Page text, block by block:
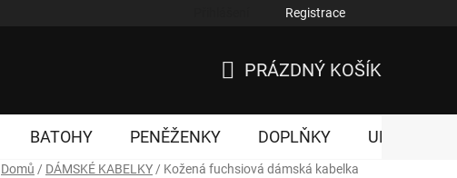
Registrace
KOŠÍK
PRÁZDNÝ KOŠÍK
BATOHY PENĚŽENKY DOPLŇKY UNISEX
Domů / DÁMSKÉ KABELKY / Kožená fuchsiová dámská kabelka